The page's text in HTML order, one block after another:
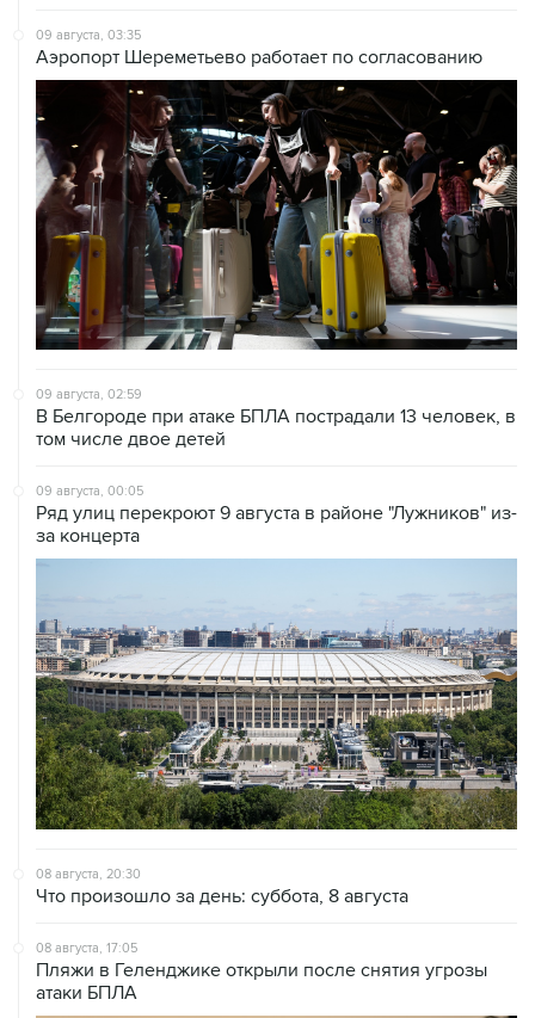
09 августа, 03:35
Аэропорт Шереметьево работает по согласованию
09 августа, 02:59
В Белгороде при атаке БПЛА пострадали 13 человек, в
том числе двое детей
09 августа, 00:05
Ряд улиц перекроют 9 августа в районе "Лужников" из-
за концерта
08 августа, 20:30
Что произошло за день: суббота, 8 августа
08 августа, 17:05
Пляжи в Геленджике открыли после снятия угрозы
атаки БПЛА